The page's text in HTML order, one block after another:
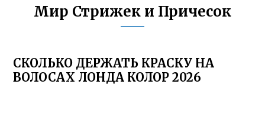
Мир Стрижек и Причесок
СКОЛЬКО ДЕРЖАТЬ КРАСКУ НА
ВОЛОСАХ ЛОНДА КОЛОР 2026